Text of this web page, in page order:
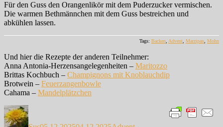
Für den Guss den Orangenlikör mit dem Puderzucker vermischen.
Die warmen Bethmännchen mit dem Guss bestreichen und
abkühlen lassen.
Tags: Backen Advent Marzipan Mohn
Und hier die Rezepte der anderen Teilnehmer:
Anna Antonia-Herzensangelegenheiten – Maritozzo
Brittas Kochbuch – Champignons mit Knoblauchdip
Brotwein – Feuerzangenbowle
Cahama – Mandelplätzchen
Autor